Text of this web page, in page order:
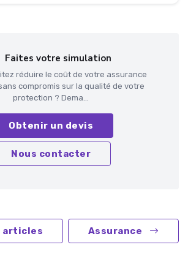
Faites votre simulation
réduire le coût de votre assurance
compromis sur la qualité de votre
protection ? Dema...
Obtenir un devis
Nous contacter
articles Assurance